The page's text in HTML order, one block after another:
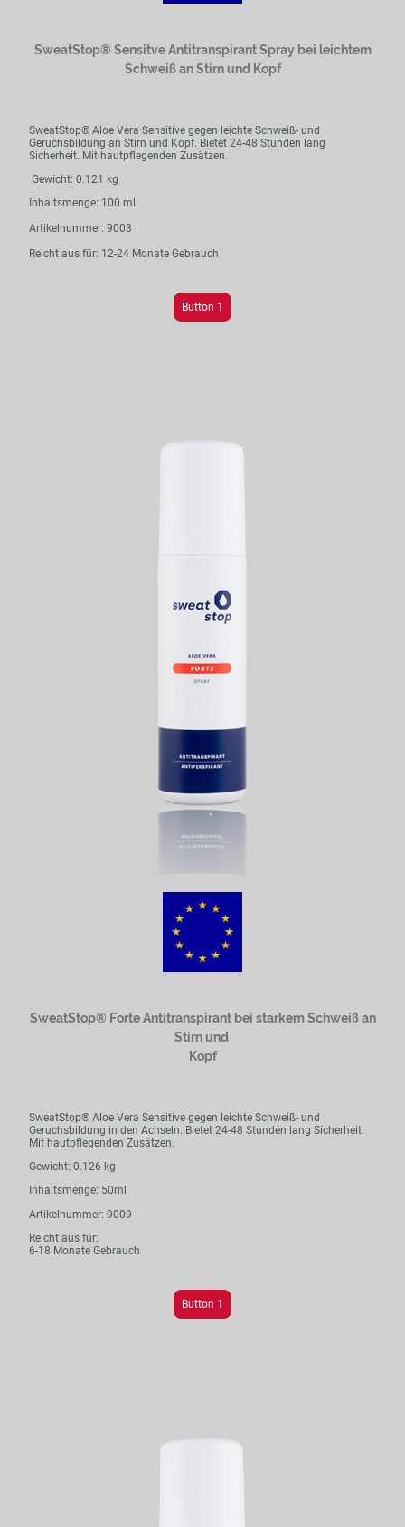
SweatStop® Sensitve Antitranspirant Spray bei leichtem
Schweiß an Stirn und Kopf
SweatStop® Aloe Vera Sensitive gegen leichte Schweiß- und
Geruchsbildung an Stirn und Kopf. Bietet 24-48 Stunden lang
Sicherheit. Mit hautpflegenden Zusätzen.
Gewicht: 0.121 kg
Inhaltsmenge: 100 ml
Artikelnummer: 9003
Reicht aus für: 12-24 Monate Gebrauch
Button 1
SweatStop® Forte Antitranspirant bei starkem Schweiß an
Stirn und
Kopf
SweatStop® Aloe Vera Sensitive gegen leichte Schweiß- und
Geruchsbildung in den Achseln. Bietet 24-48 Stunden lang Sicherheit.
Mit hautpflegenden Zusätzen.
Gewicht: 0.126 kg
Inhaltsmenge: 50ml
Artikelnummer: 9009
Reicht aus für:
6-18 Monate Gebrauch
Button 1